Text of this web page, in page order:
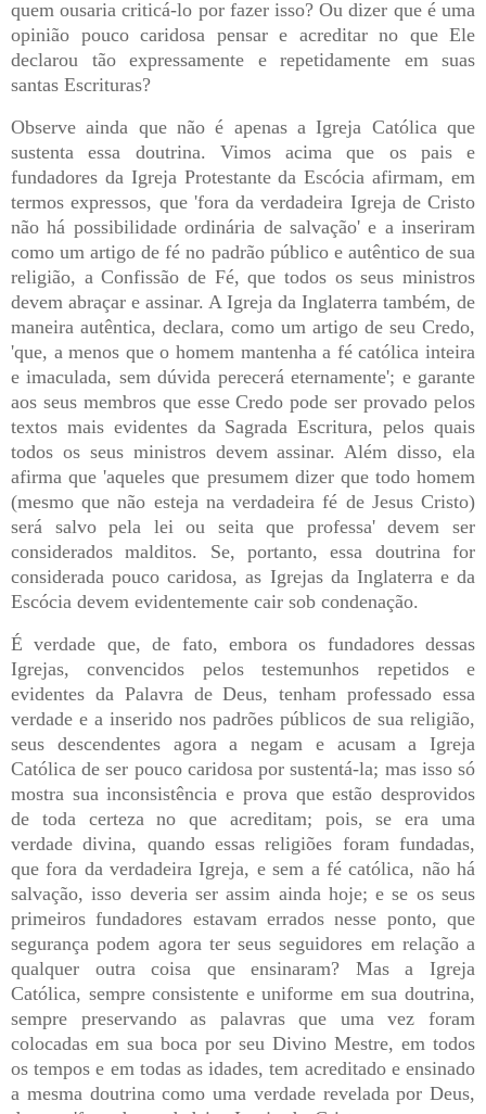
quem ousaria criticá-lo por fazer isso? Ou dizer que é uma
opinião pouco caridosa pensar e acreditar no que Ele
declarou tão expressamente e repetidamente em suas
santas Escrituras?
Observe ainda que não é apenas a Igreja Católica que
sustenta essa doutrina. Vimos acima que os pais e
fundadores da Igreja Protestante da Escócia afirmam, em
termos expressos, que 'fora da verdadeira Igreja de Cristo
não há possibilidade ordinária de salvação' e a inseriram
como um artigo de fé no padrão público e autêntico de sua
religião, a Confissão de Fé, que todos os seus ministros
devem abraçar e assinar. A Igreja da Inglaterra também, de
maneira autêntica, declara, como um artigo de seu Credo,
'que, a menos que o homem mantenha a fé católica inteira
e imaculada, sem dúvida perecerá eternamente'; e garante
aos seus membros que esse Credo pode ser provado pelos
textos mais evidentes da Sagrada Escritura, pelos quais
todos os seus ministros devem assinar. Além disso, ela
afirma que 'aqueles que presumem dizer que todo homem
(mesmo que não esteja na verdadeira fé de Jesus Cristo)
será salvo pela lei ou seita que professa' devem ser
considerados malditos. Se, portanto, essa doutrina for
considerada pouco caridosa, as Igrejas da Inglaterra e da
Escócia devem evidentemente cair sob condenação.
É verdade que, de fato, embora os fundadores dessas
Igrejas, convencidos pelos testemunhos repetidos e
evidentes da Palavra de Deus, tenham professado essa
verdade e a inserido nos padrões públicos de sua religião,
seus descendentes agora a negam e acusam a Igreja
Católica de ser pouco caridosa por sustentá-la; mas isso só
mostra sua inconsistência e prova que estão desprovidos
de toda certeza no que acreditam; pois, se era uma
verdade divina, quando essas religiões foram fundadas,
que fora da verdadeira Igreja, e sem a fé católica, não há
salvação, isso deveria ser assim ainda hoje; e se os seus
primeiros fundadores estavam errados nesse ponto, que
segurança podem agora ter seus seguidores em relação a
qualquer outra coisa que ensinaram? Mas a Igreja
Católica, sempre consistente e uniforme em sua doutrina,
sempre preservando as palavras que uma vez foram
colocadas em sua boca por seu Divino Mestre, em todos
os tempos e em todas as idades, tem acreditado e ensinado
a mesma doutrina como uma verdade revelada por Deus,